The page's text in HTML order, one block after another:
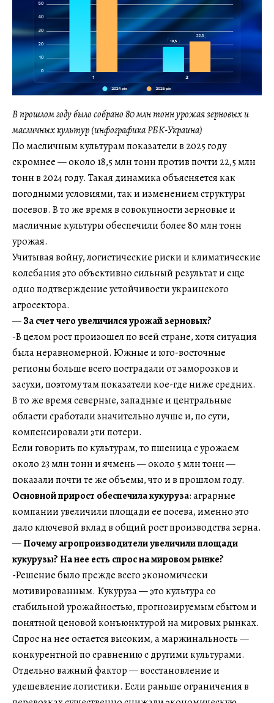
В прошлом году было собрано 80 млн тонн урожая зерновых и
масличных культур (инфографика РБК-Украина)
По масличным культурам показатели в 2025 году
скромнее — около 18,5 млн тонн против почти 22,5 млн
тонн в 2024 году. Такая динамика объясняется как
погодными условиями, так и изменением структуры
посевов. В то же время в совокупности зерновые и
масличные культуры обеспечили более 80 млн тонн
урожая.
Учитывая войну, логистические риски и климатические
колебания это объективно сильный результат и еще
одно подтверждение устойчивости украинского
агросектора.
—За счет чего увеличился урожай зерновых?
-В целом рост произошел по всей стране, хотя ситуация
была неравномерной. Южные и юго-восточные
регионы больше всего пострадали от заморозков и
засухи, поэтому там показатели кое-где ниже средних.
В то же время северные, западные и центральные
области сработали значительно лучше и, по сути,
компенсировали эти потери.
Если говорить по культурам, то пшеница с урожаем
около 23 млн тонн и ячмень — около 5 млн тонн —
показали почти те же объемы, что и в прошлом году.
Основной прирост обеспечила кукуруза: аграрные
компании увеличили площади ее посева, именно это
дало ключевой вклад в общий рост производства зерна.
—Почему агропроизводители увеличили площади
кукурузы? На нее есть спрос на мировом рынке?
-Решение было прежде всего экономически
мотивированным. Кукуруза — это культура со
стабильной урожайностью, прогнозируемым сбытом и
понятной ценовой конъюнктурой на мировых рынках.
Спрос на нее остается высоким, а маржинальность —
конкурентной по сравнению с другими культурами.
Отдельно важный фактор — восстановление и
удешевление логистики. Если раньше ограничения в